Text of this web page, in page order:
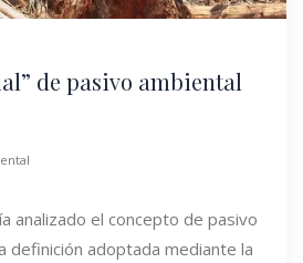
de pasivo ambiental
analizado el concepto de pasivo
definición adoptada mediante la